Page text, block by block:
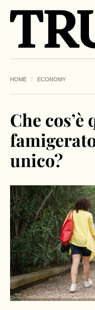
HOME ECONOMY
Che cos’è
unico?